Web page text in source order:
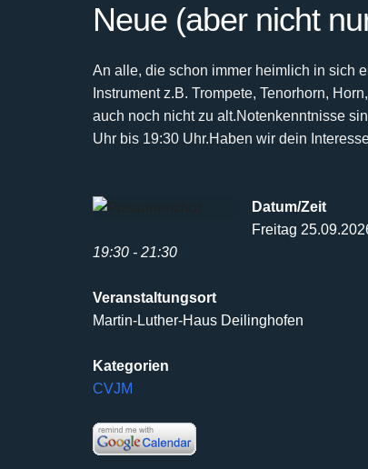
Neue (aber nicht
An alle, die schon immer heimlich in sich
Instrument z.B. Trompete, Tenorhorn,
auch noch nichtzu alt.Notenkenntnisse
Uhr bis 19:30 Uhr.Haben wir dein
Datum/Zeit
Freitag
19:30 - 21:30
Veranstaltungsort
Martin-Luther-Haus Deilinghofen
Kategorien
CVJM